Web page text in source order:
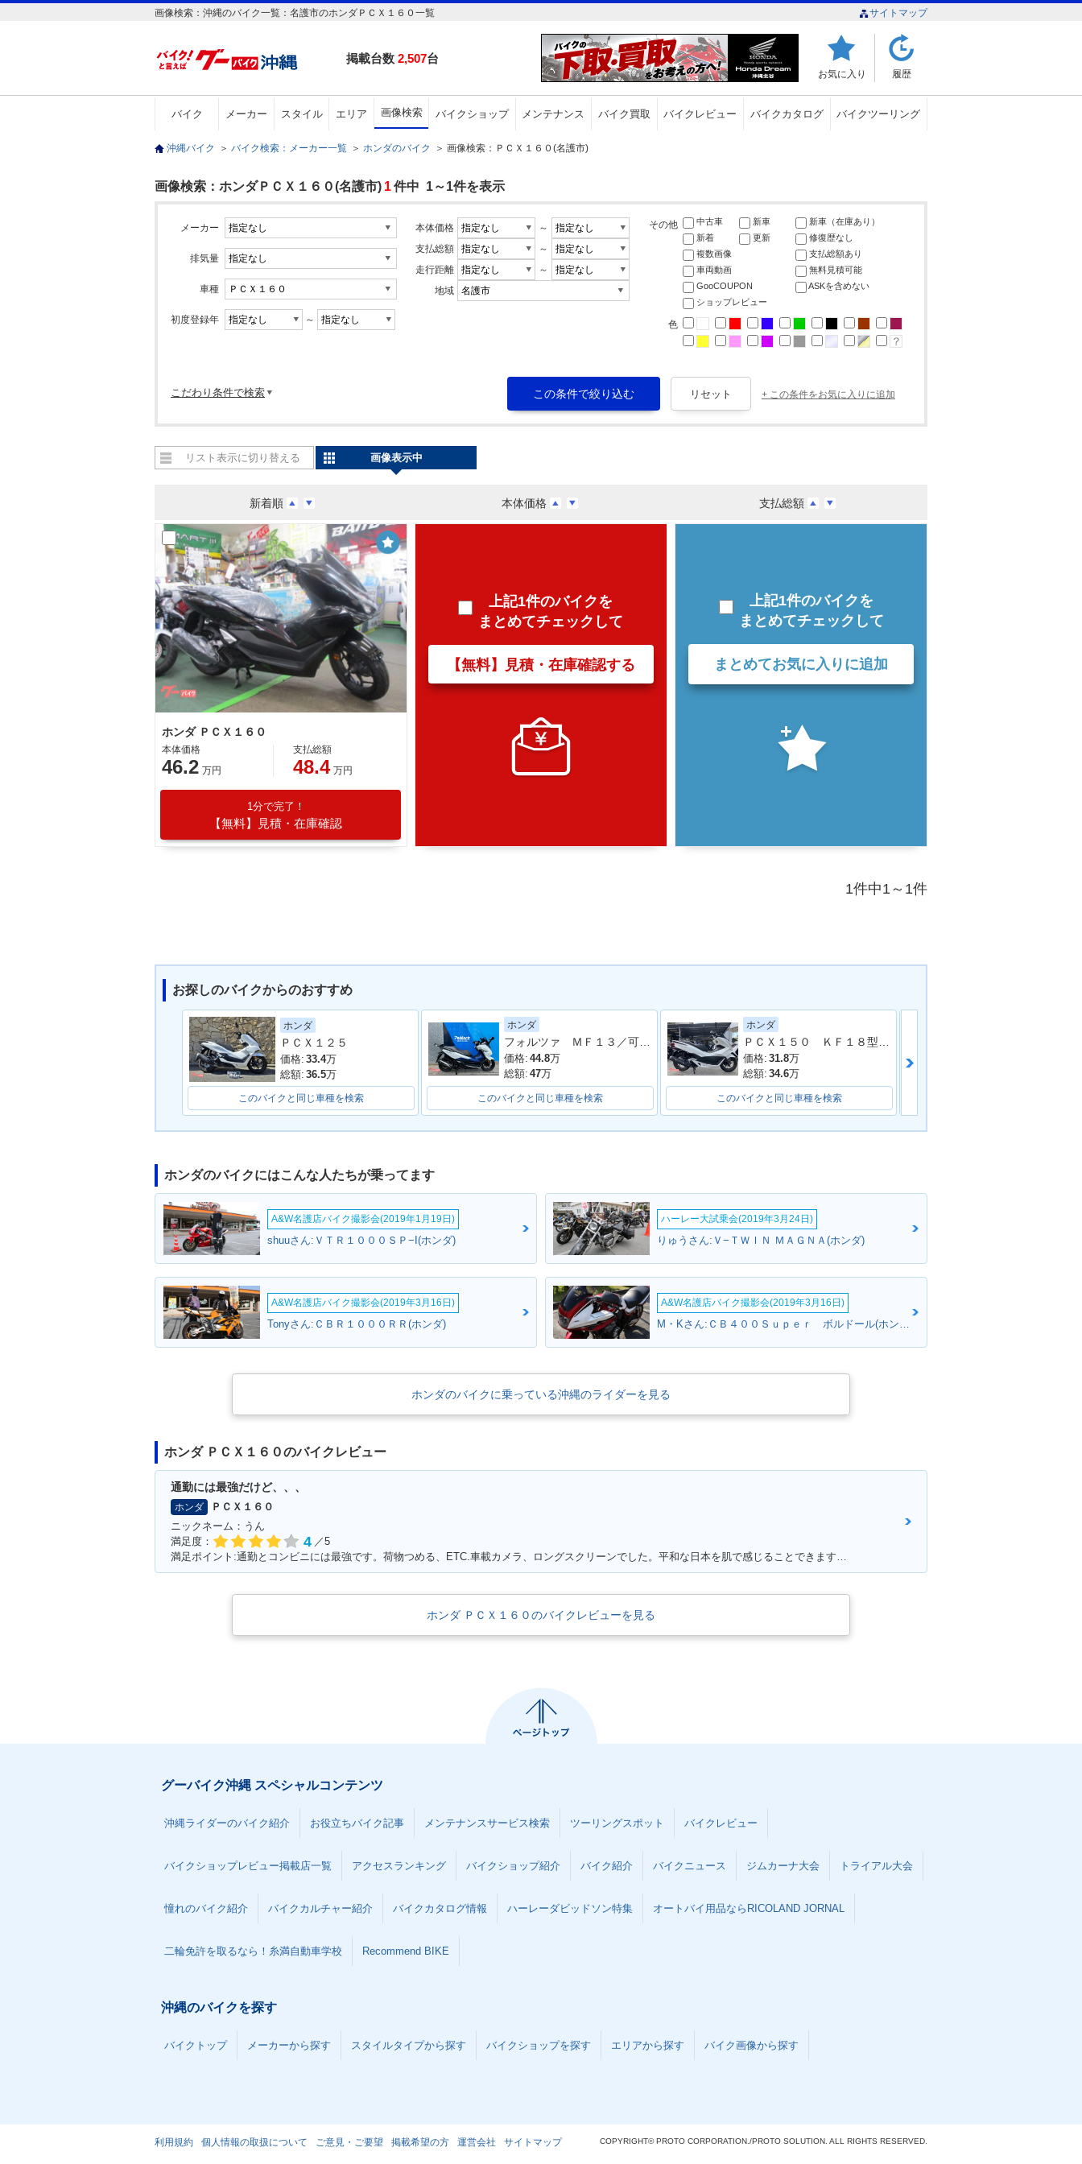
画像検索：沖縄のバイク一覧：名護市のホンダＰＣＸ１６０一覧 サイトマップ
掲載台数 2,507台
お気に入り 履歴
バイク メーカー スタイル エリア 画像検索 バイクショップ メンテナンス バイク買取 バイクレビュー バイクカタログ バイクツーリング
沖縄バイク ＞ バイク検索：メーカー一覧 ＞ ホンダのバイク ＞ 画像検索：ＰＣＸ１６０(名護市)
画像検索：ホンダＰＣＸ１６０(名護市) 1件中 1～1件を表示
メーカー
排気量
車種
初度登録年 ～
本体価格
～
支払総額
～
走行距離
～
地域
その他 中古車 新車
新車（在庫あり）
新着
更新
修復歴なし
複数画像
支払総額あり
車両動画
無料見積可能
GooCOUPON
ASKを含めない
ショップレビュー
色
こだわり条件で検索 + この条件をお気に入りに追加
新着順 本体価格 支払総額
リスト表示に切り替える 画像表示中
ホンダ ＰＣＸ１６０
本体価格
46.2 万円
支払総額
48.4 万円
1分で完了！
【無料】見積・在庫確認
上記1件のバイクを
まとめてチェックして
【無料】見積・在庫確認する
上記1件のバイクを
まとめてチェックして
まとめてお気に入りに追加
1件中1～1件
お探しのバイクからのおすすめ
ホンダ
ＰＣＸ１２５
価格: 33.4万
総額: 36.5万
このバイクと同じ車種を検索
ホンダ
フォルツァ ＭＦ１３／可動式スクリーン／フルＬＥＤ／ＥＴＣ付き／グリップヒーター
価格: 44.8万
総額: 47万
このバイクと同じ車種を検索
ホンダ
ＰＣＸ１５０ ＫＦ１８型 ノーマル 整備 保証 自賠責保険
価格: 31.8万
総額: 34.6万
このバイクと同じ車種を検索
ホンダのバイクにはこんな人たちが乗ってます
A&W名護店バイク撮影会(2019年1月19日)
shuuさん:ＶＴＲ１０００ＳＰ−I(ホンダ)
ハーレー大試乗会(2019年3月24日)
りゅうさん:Ｖ−ＴＷＩＮ ＭＡＧＮＡ(ホンダ)
A&W名護店バイク撮影会(2019年3月16日)
Tonyさん:ＣＢＲ１０００ＲＲ(ホンダ)
A&W名護店バイク撮影会(2019年3月16日)
M・Kさん:ＣＢ４００Ｓｕｐｅｒ ボルドール(ホンダ)
ホンダのバイクに乗っている沖縄のライダーを見る
ホンダ ＰＣＸ１６０のバイクレビュー
通勤には最強だけど、、、
ホンダ
ＰＣＸ１６０
ニックネーム：うん
満足度：
4 ／5
満足ポイント:通勤とコンビニには最強です。荷物つめる、ETC.車載カメラ、ロングスクリーンでした。平和な日本を肌で感じることできます。 けれど、、、
ホンダ ＰＣＸ１６０のバイクレビューを見る
グーバイク沖縄 スペシャルコンテンツ
沖縄ライダーのバイク紹介 お役立ちバイク記事 メンテナンスサービス検索 ツーリングスポット バイクレビュー
バイクショップレビュー掲載店一覧 アクセスランキング バイクショップ紹介 バイク紹介 バイクニュース ジムカーナ大会 トライアル大会
憧れのバイク紹介 バイクカルチャー紹介 バイクカタログ情報 ハーレーダビッドソン特集 オートバイ用品ならRICOLAND JORNAL
二輪免許を取るなら！糸満自動車学校 Recommend BIKE
沖縄のバイクを探す
バイクトップ メーカーから探す スタイルタイプから探す バイクショップを探す エリアから探す バイク画像から探す
利用規約 個人情報の取扱について ご意見・ご要望 掲載希望の方 運営会社 サイトマップ COPYRIGHT© PROTO CORPORATION./PROTO SOLUTION. ALL RIGHTS RESERVED.